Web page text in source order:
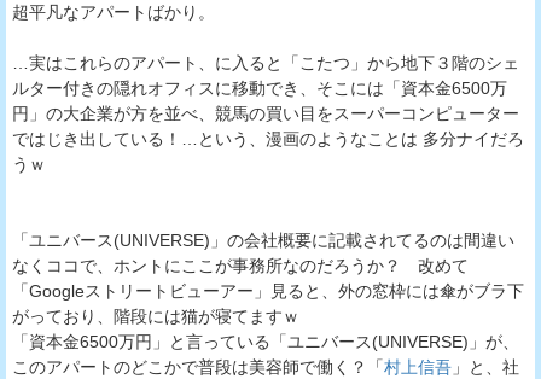
超平凡なアパートばかり。
…実はこれらのアパート、に入ると「こたつ」から地下３階のシェ
ルター付きの隠れオフィスに移動でき、そこには「資本金6500万
円」の大企業が方を並べ、競馬の買い目をスーパーコンピューター
ではじき出している！…という、漫画のようなことは 多分ナイだろ
うｗ
「ユニバース(UNIVERSE)」の会社概要に記載されてるのは間違い
なくココで、ホントにここが事務所なのだろうか？ 改めて
「Googleストリートビューアー」見ると、外の窓枠には傘がブラ下
がっており、階段には猫が寝てますｗ
「資本金6500万円」と言っている「ユニバース(UNIVERSE)」が、
このアパートのどこかで普段は美容師で働く？「村上信吾 」と、社